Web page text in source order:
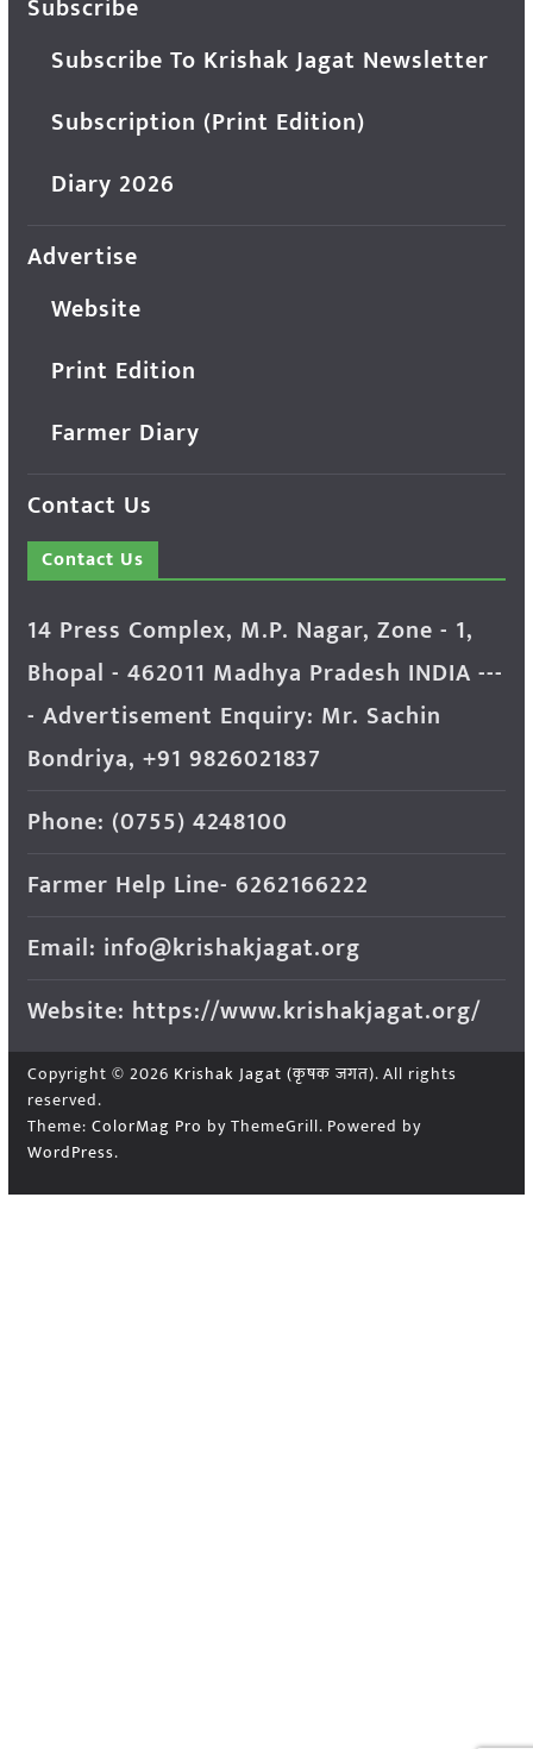
Subscribe
Subscribe To Krishak Jagat Newsletter
Subscription (Print Edition)
Diary 2026
Advertise
Website
Print Edition
Farmer Diary
Contact Us
Contact Us
14 Press Complex, M.P. Nagar, Zone - 1,
Bhopal - 462011 Madhya Pradesh INDIA ---
- Advertisement Enquiry: Mr. Sachin
Bondriya, +91 9826021837
Phone: (0755) 4248100
Farmer Help Line- 6262166222
Email: info@krishakjagat.org
Website: https://www.krishakjagat.org/
Copyright © 2026 Krishak Jagat (कृषक जगत). All rights
reserved.
Theme: ColorMag Pro by ThemeGrill. Powered by
WordPress.